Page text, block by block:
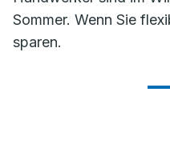
Sommer. Wenn Sie
sparen.